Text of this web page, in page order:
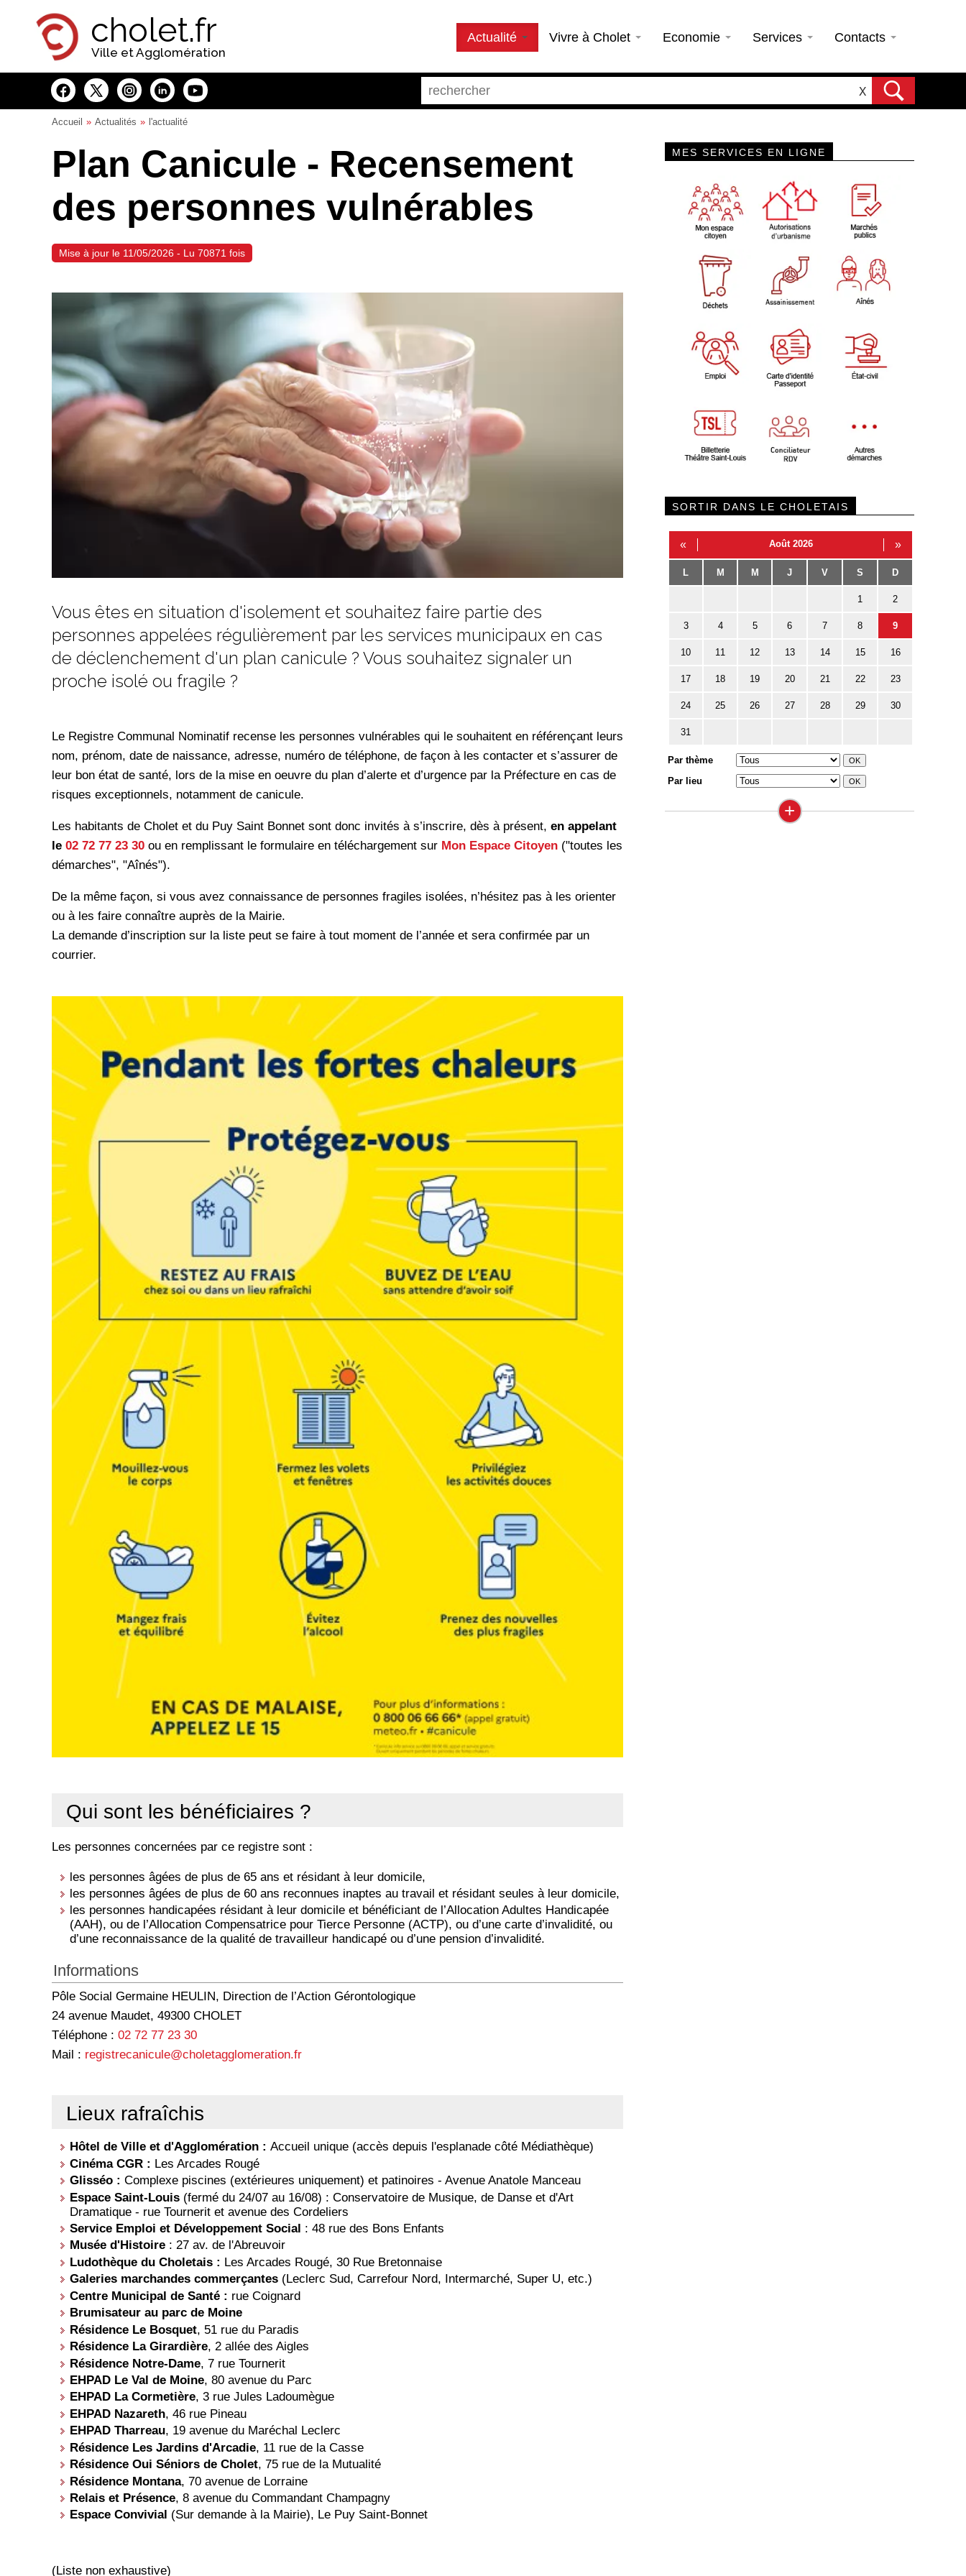
cholet.fr
Ville et Agglomération
Actualité Vivre à Cholet Economie Services Contacts
X
Accueil Actualités l'actualité
Plan Canicule - Recensement
des personnes vulnérables
Mise à jour le 11/05/2026 - Lu 70871 fois
Vous êtes en situation d'isolement et souhaitez faire partie des
personnes appelées régulièrement par les services municipaux en cas
de déclenchement d'un plan canicule ? Vous souhaitez signaler un
proche isolé ou fragile ?
Le Registre Communal Nominatif recense les personnes vulnérables qui le souhaitent en référençant leurs
nom, prénom, date de naissance, adresse, numéro de téléphone, de façon à les contacter et s’assurer de
leur bon état de santé, lors de la mise en oeuvre du plan d’alerte et d’urgence par la Préfecture en cas de
risques exceptionnels, notamment de canicule.
Les habitants de Cholet et du Puy Saint Bonnet sont donc invités à s’inscrire, dès à présent, en appelant
le 02 72 77 23 30 ou en remplissant le formulaire en téléchargement sur Mon Espace Citoyen ("toutes les
démarches", "Aînés").
De la même façon, si vous avez connaissance de personnes fragiles isolées, n’hésitez pas à les orienter
ou à les faire connaître auprès de la Mairie.
La demande d’inscription sur la liste peut se faire à tout moment de l’année et sera confirmée par un
courrier.
Qui sont les bénéficiaires ?
Les personnes concernées par ce registre sont :
les personnes âgées de plus de 65 ans et résidant à leur domicile,
les personnes âgées de plus de 60 ans reconnues inaptes au travail et résidant seules à leur domicile,
les personnes handicapées résidant à leur domicile et bénéficiant de l’Allocation Adultes Handicapée
(AAH), ou de l’Allocation Compensatrice pour Tierce Personne (ACTP), ou d’une carte d’invalidité, ou
d’une reconnaissance de la qualité de travailleur handicapé ou d’une pension d’invalidité.
Informations
Pôle Social Germaine HEULIN, Direction de l’Action Gérontologique
24 avenue Maudet, 49300 CHOLET
Téléphone : 02 72 77 23 30
Mail : registrecanicule@choletagglomeration.fr
Lieux rafraîchis
Hôtel de Ville et d'Agglomération : Accueil unique (accès depuis l'esplanade côté Médiathèque)
Cinéma CGR : Les Arcades Rougé
Glisséo : Complexe piscines (extérieures uniquement) et patinoires - Avenue Anatole Manceau
Espace Saint-Louis (fermé du 24/07 au 16/08) : Conservatoire de Musique, de Danse et d'Art
Dramatique - rue Tournerit et avenue des Cordeliers
Service Emploi et Développement Social : 48 rue des Bons Enfants
Musée d'Histoire : 27 av. de l'Abreuvoir
Ludothèque du Choletais : Les Arcades Rougé, 30 Rue Bretonnaise
Galeries marchandes commerçantes (Leclerc Sud, Carrefour Nord, Intermarché, Super U, etc.)
Centre Municipal de Santé : rue Coignard
Brumisateur au parc de Moine
Résidence Le Bosquet, 51 rue du Paradis
Résidence La Girardière, 2 allée des Aigles
Résidence Notre-Dame, 7 rue Tournerit
EHPAD Le Val de Moine, 80 avenue du Parc
EHPAD La Cormetière, 3 rue Jules Ladoumègue
EHPAD Nazareth, 46 rue Pineau
EHPAD Tharreau, 19 avenue du Maréchal Leclerc
Résidence Les Jardins d'Arcadie, 11 rue de la Casse
Résidence Oui Séniors de Cholet, 75 rue de la Mutualité
Résidence Montana, 70 avenue de Lorraine
Relais et Présence, 8 avenue du Commandant Champagny
Espace Convivial (Sur demande à la Mairie), Le Puy Saint-Bonnet
(Liste non exhaustive)
MES SERVICES EN LIGNE
SORTIR DANS LE CHOLETAIS
« Août 2026 »
L M M J V S D
1 2
3 4 5 6 7 8 9
10 11 12 13 14 15 16
17 18 19 20 21 22 23
24 25 26 27 28 29 30
31
Par thème
Par lieu
+